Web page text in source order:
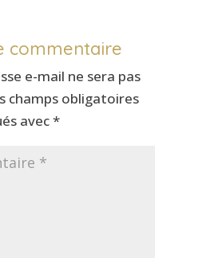
commentaire
e-mail ne sera pas
champs obligatoires
avec*